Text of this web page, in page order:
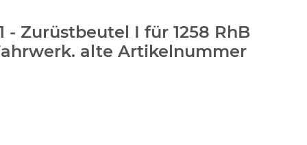
- Zurüstbeutel I für 1258 RhB
alte Artikelnummer